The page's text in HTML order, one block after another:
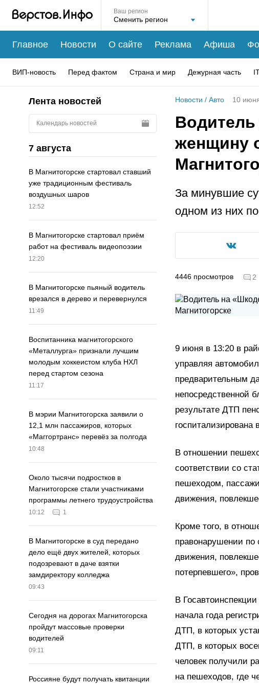
Ваш регион
Главное Новости О сайте Реклама Афиша
ВИП-новость Перед фактом Страна и мир Дежурная часть
Лента новостей
Календарь новостей
7 августа
В Магнитогорске стартовал ставший
уже традиционным фестиваль
воздушных шаров
12:52
В Магнитогорске стартовал приём
работ на фестиваль видеопоэзии
12:20
В Магнитогорске пьяный водитель
врезался в дерево и перевернулся
11:49
Воспитанника магнитогорского
«Металлурга» признали лучшим
молодым хоккеистом клуба НХЛ
перед стартом сезона
11:17
В мэрии Магнитогорска заявили о
12,1 млн пассажиров, которых
«Маггортранс» перевёз за полгода
10:48
Около тысячи подростков в
Магнитогорске стали участниками
программы летнего трудоустройства
10:12 1
В Магнитогорске в суд передано
дело ещё двух жителей, которых
подозревают в даче взятки
замдиректору колледжа
09:43
Сегодня на дорогах Магнитогорска
пройдут массовые проверки
водителей
09:11
Россияне будут получать квитанции
Новости / Авто 10
женщину
За минувшие
одном из них
4446 просмотров 2
9 июня в 13:20 в
управляя
предварительным
непосредственной
результате ДТП
В отношении
соответствии со
пешеходом,
движения,
Кроме того, в
правонарушении
движения,
потерпевшего»,
В
начала года
ДТП, в которых
ДТП, в которых
человек получили
на пешеходов, где